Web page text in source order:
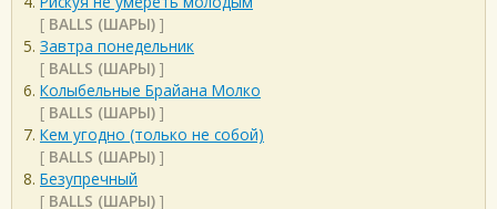
[ BALLS (ШАРЫ) ]
Завтра понедельник
[ BALLS (ШАРЫ) ]
Колыбельные Брайана Молко
[ BALLS (ШАРЫ) ]
Кем угодно (только не собой)
[ BALLS (ШАРЫ) ]
Безупречный
[ BALLS (ШАРЫ) ]